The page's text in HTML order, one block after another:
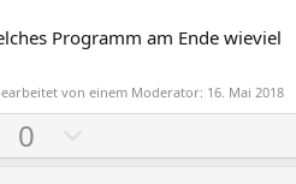
Programm am Ende wieviel
von einem Moderator: 16. Mai 2018
0
e